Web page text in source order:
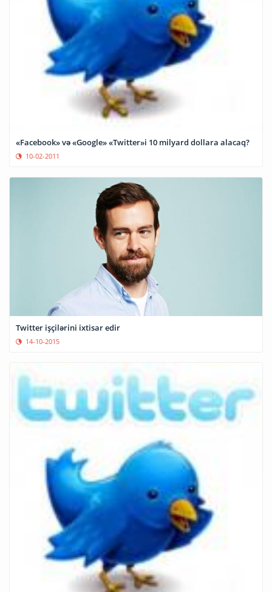
«Facebook» və «Google» «Twitter»i 10 milyard dollara alacaq?
10-02-2011
Twitter işçilərini ixtisar edir
14-10-2015